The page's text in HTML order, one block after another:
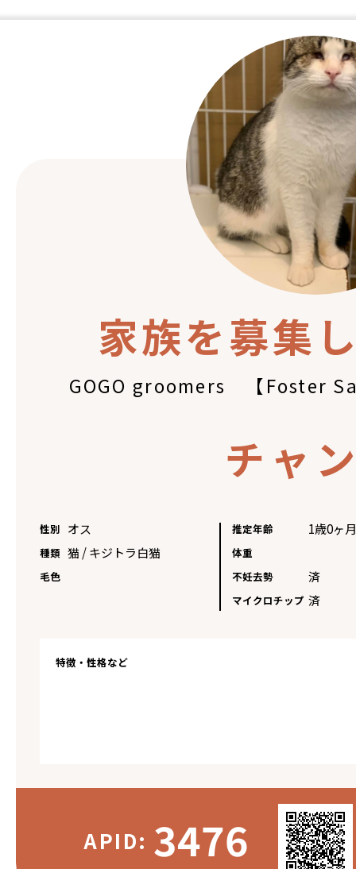
家族を募集
GOGO groomers 【Foster
チャ
性別
種類
毛色
オス
猫 / キジトラ白猫
推定年齢
体重
不妊去勢
マイクロチップ
1歳0ヶ月
済
済
特徴・性格など
APID: 3476